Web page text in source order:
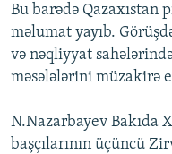
VIDEO
FOTOQALEREYA
İNFOQRAFIKA
KARIKATURA
RADIO ARXIV
OXU ZALI
AZƏRBAYCAN ƏDƏBIYYATI
İSLAM VƏ DEMOKRATIYA
İZ - MƏDƏNIYYƏT
HAQQIMIZDA
MISSIYAMIZ
PEŞƏ ETIKASI VƏ
MATERIALLARIMIZDAN
Bu barədə
məlumat yayıb.
və nəqliyyat
məsələlərini müzakirə
N.Nazarbayev Bakıda
başçılarının üçüncü